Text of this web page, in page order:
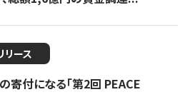
リース
寄付になる「第2回 PEACE